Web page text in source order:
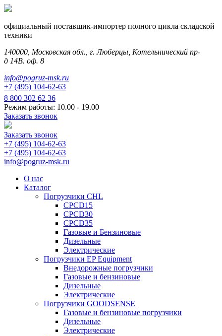
официальный поставщик-импортер полного цикла складской
техники
140000, Московская обл., г. Люберцы, Котельнический пр-
д 14В. оф. 8
info@pogruz-msk.ru
+7 (495) 104-62-63
8 800 302 62 36
Режим работы: 10.00 - 19.00
Заказать звонок
Заказать звонок
+7 (495) 104-62-63
+7 (495) 104-62-63
info@pogruz-msk.ru
О нас
Каталог
Погрузчики CHL
CPCD15
CPCD30
CPCD35
Газовые и Бензиновые
Дизельные
Электрические
Погрузчики EP Equipment
Внедорожные погрузчики
Газовые и бензиновые
Дизельные
Электрические
Погрузчики GOODSENSE
Газовые и бензиновые погрузчики
Дизельные
Электрические